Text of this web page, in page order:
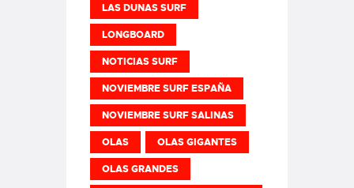
LAS DUNAS SURF
LONGBOARD
NOTICIAS SURF
NOVIEMBRE SURF ESPAÑA
NOVIEMBRE SURF SALINAS
OLAS OLAS GIGANTES
OLAS GRANDES